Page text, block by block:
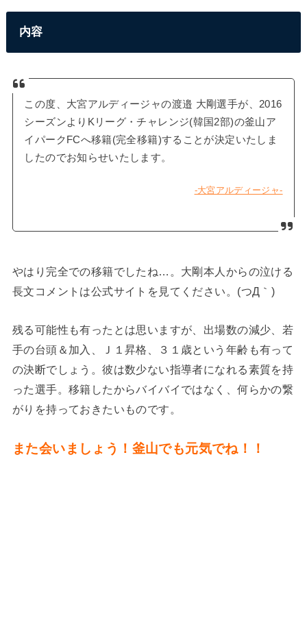
内容
この度、大宮アルディージャの渡邉 大剛選手が、2016
シーズンよりKリーグ・チャレンジ(韓国2部)の釜山ア
イパークFCへ移籍(完全移籍)することが決定いたしま
したのでお知らせいたします。
-大宮アルディージャ-
やはり完全での移籍でしたね…。大剛本人からの泣ける
長文コメントは公式サイトを見てください。(つД｀)
残る可能性も有ったとは思いますが、出場数の減少、若
手の台頭＆加入、Ｊ１昇格、３１歳という年齢も有って
の決断でしょう。彼は数少ない指導者になれる素質を持
った選手。移籍したからバイバイではなく、何らかの繋
がりを持っておきたいものです。
また会いましょう！釜山でも元気でね！！